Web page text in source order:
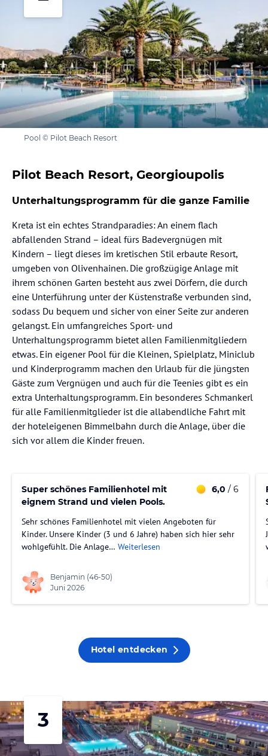
Pool © Pilot Beach Resort
Pilot Beach Resort, Georgioupolis
Unterhaltungsprogramm für die ganze Familie
Kreta ist ein echtes Strandparadies: An einem flach
abfallenden Strand – ideal fürs Badevergnügen mit
Kindern – liegt dieses im kretischen Stil erbaute Resort,
umgeben von Olivenhainen. Die großzügige Anlage mit
ihrem schönen Garten besteht aus zwei Dörfern, die durch
eine Unterführung unter der Küstenstraße verbunden sind,
sodass Du bequem und sicher von einer Seite zur anderen
gelangst. Ein umfangreiches Sport- und
Unterhaltungsprogramm bietet allen Familienmitgliedern
etwas. Ein eigener Pool für die Kleinen, Spielplatz, Miniclub
und Kinderprogramm machen den Urlaub für die jüngsten
Gäste zum Vergnügen und auch für die Teenies gibt es ein
extra Unterhaltungsprogramm. Ein besonderes Schmankerl
für alle Familienmitglieder ist die allabendliche Fahrt mit
der hoteleigenen Bimmelbahn durch die Anlage, über die
sich vor allem die Kinder freuen.
Super schönes Familienhotel mit
eignem Strand und vielen Pools.
6,0 / 6
Sehr schönes Familienhotel mit vielen Angeboten für
Kinder. Unsere Kinder (3 und 6 Jahre) haben sich hier sehr
wohlgefühlt. Die Anlage… Weiterlesen
Benjamin (46-50)
Juni 2026
Hotel entdecken
3